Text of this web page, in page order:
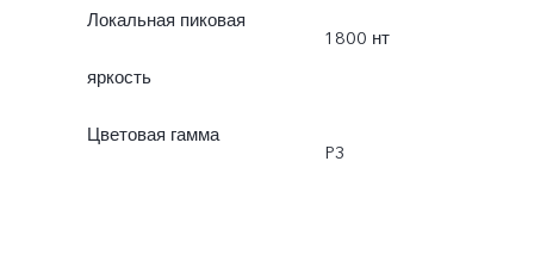
Локальная пиковая
яркость
1800 нт
Цветовая гамма
P3